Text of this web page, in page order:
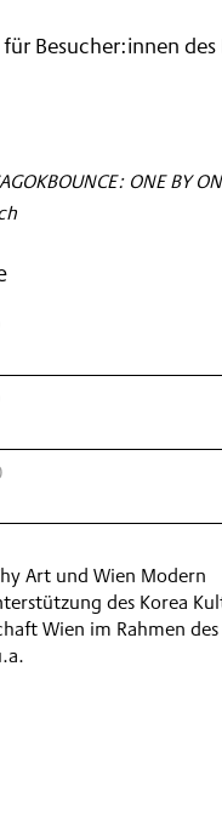
Besucher:innen des
ONE BY
Art und Wien Modern
des Korea
Wien im Rahmen